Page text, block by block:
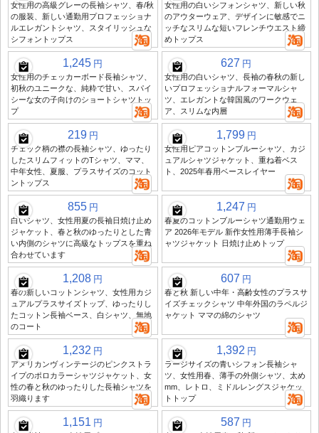
女性用の高級グレーの長袖シャツ、春/秋
の服装、新しい通勤用プロフェッショナ
ルエレガントシャツ、スタイリッシュな
シフォントップス
女性用の白いシフォンシャツ、新しい秋
のアウターウェア、デザインに敏感でニ
ッチなスリムな短いフレンチウエスト締
めトップス
1,245 円
女性用のチェッカーボード長袖シャツ、
初秋のユニークな、純粋で甘い、スパイ
シーな女の子向けのショートシャツトッ
プ
627 円
女性用の白いシャツ、長袖の春秋の新し
いプロフェッショナルフォーマルシャ
ツ、エレガントな韓国風のワークウェ
ア、スリムな内層
219 円
チェック柄の襟の長袖シャツ、ゆったり
したスリムフィットのTシャツ、ママ、
中年女性、夏服、プラスサイズのコット
ントップス
1,799 円
女性用ピアコットンブルーシャツ、カジ
ュアルシャツジャケット、重ね着ベス
ト、2025年春用ベースレイヤー
855 円
白いシャツ、女性用夏の長袖日焼け止め
ジャケット、春と秋のゆったりとした青
い内側のシャツに高級なトップスを重ね
合わせています
1,247 円
春夏のコットンブルーシャツ通勤用ウェ
ア 2026年モデル 新作女性用薄手長袖シ
ャツジャケット 日焼け止めトップ
1,208 円
春の新しいコットンシャツ、女性用カジ
ュアルプラスサイズトップ、ゆったりし
たコットン長袖ベース、白シャツ、無地
のコート
607 円
春と秋 新しい中年・高齢女性のプラスサ
イズチェックシャツ 中年外国のラペルジ
ャケット ママの綿のシャツ
1,232 円
アメリカンヴィンテージのピンクストラ
イプのポロカラーシャツジャケット、女
性の春と秋のゆったりした長袖シャツを
羽織ります
1,392 円
ラージサイズの青いシフォン長袖シャ
ツ、女性用春、薄手の外側シャツ、太め
mm、レトロ、ミドルレングスジャケッ
トトップ
1,151 円 587 円